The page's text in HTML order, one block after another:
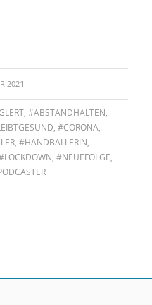
2021
, #ABSTANDHALTEN
#CORONA
,#HANDBALLERIN
#NEUEFOLGE